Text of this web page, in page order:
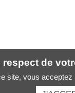
respect de
site, vous